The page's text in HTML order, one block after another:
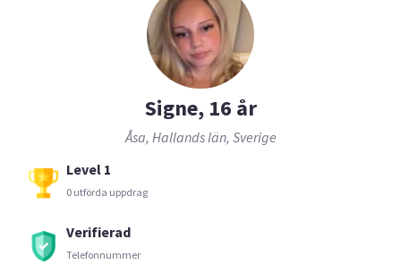
Signe, 16 år
Åsa, Hallands län, Sverige
Level 1
0 utförda uppdrag
Verifierad
Telefonnummer